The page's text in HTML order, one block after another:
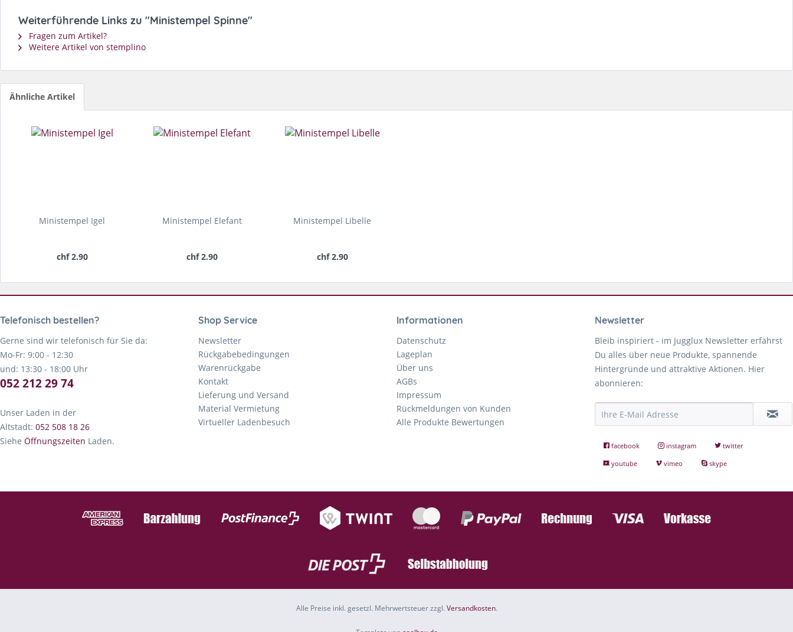
Weiterführende Links zu "Ministempel Spinne"
Fragen zum Artikel?
Weitere Artikel von stemplino
Ähnliche Artikel
Ministempel Igel
chf 2.90
Ministempel Elefant
chf 2.90
Ministempel Libelle
chf 2.90
Telefonisch bestellen?
Gerne sind wir telefonisch für Sie da:
Mo-Fr: 9:00 - 12:30
und: 13:30 - 18:00 Uhr
052 212 29 74
Unser Laden in der
Altstadt: 052 508 18 26
Siehe Öffnungszeiten Laden.
Shop Service
Newsletter
Rückgabebedingungen
Warenrückgabe
Kontakt
Lieferung und Versand
Material Vermietung
Virtueller Ladenbesuch
Informationen
Datenschutz
Lageplan
Über uns
AGBs
Impressum
Rückmeldungen von Kunden
Alle Produkte Bewertungen
Newsletter
Bleib inspiriert - im Jugglux Newsletter erfährst
Du alles über neue Produkte, spannende
Hintergründe und attraktive Aktionen. Hier
abonnieren:
facebook instagram
twitter
youtube
vimeo skype
Alle Preise inkl. gesetzl. Mehrwertsteuer zzgl.Versandkosten.